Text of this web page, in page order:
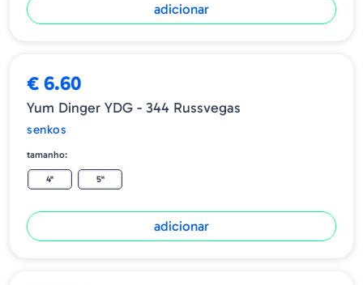
adicionar
€ 6.60
Yum Dinger YDG - 344 Russvegas
senkos
tamanho:
4" 5"
adicionar